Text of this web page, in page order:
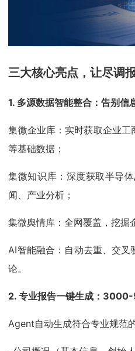
三大核心亮点，让尽调
1. 多源数据智能整合：告别信
集微企业库：实时获取企业
等基础数据；
集微知识库：深度获取半导
闻、产业分析；
集微舆情库：全网覆盖，挖掘
AI智能融合：自动去重、交
论。
2. 专业报告一键生成：
Agent自动生成符合专业规范